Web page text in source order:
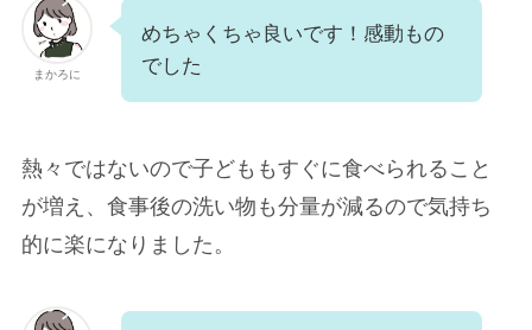
まかろに
めちゃくちゃ良いです！感動もの
でした
熱々ではないので子どももすぐに食べられること
が増え、食事後の洗い物も分量が減るので気持ち
的に楽になりました。